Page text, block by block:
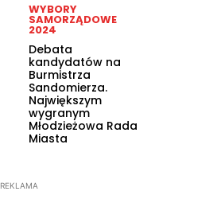
WYBORY
SAMORZĄDOWE
2024
Debata
kandydatów na
Burmistrza
Sandomierza.
Największym
wygranym
Młodzieżowa Rada
Miasta
REKLAMA